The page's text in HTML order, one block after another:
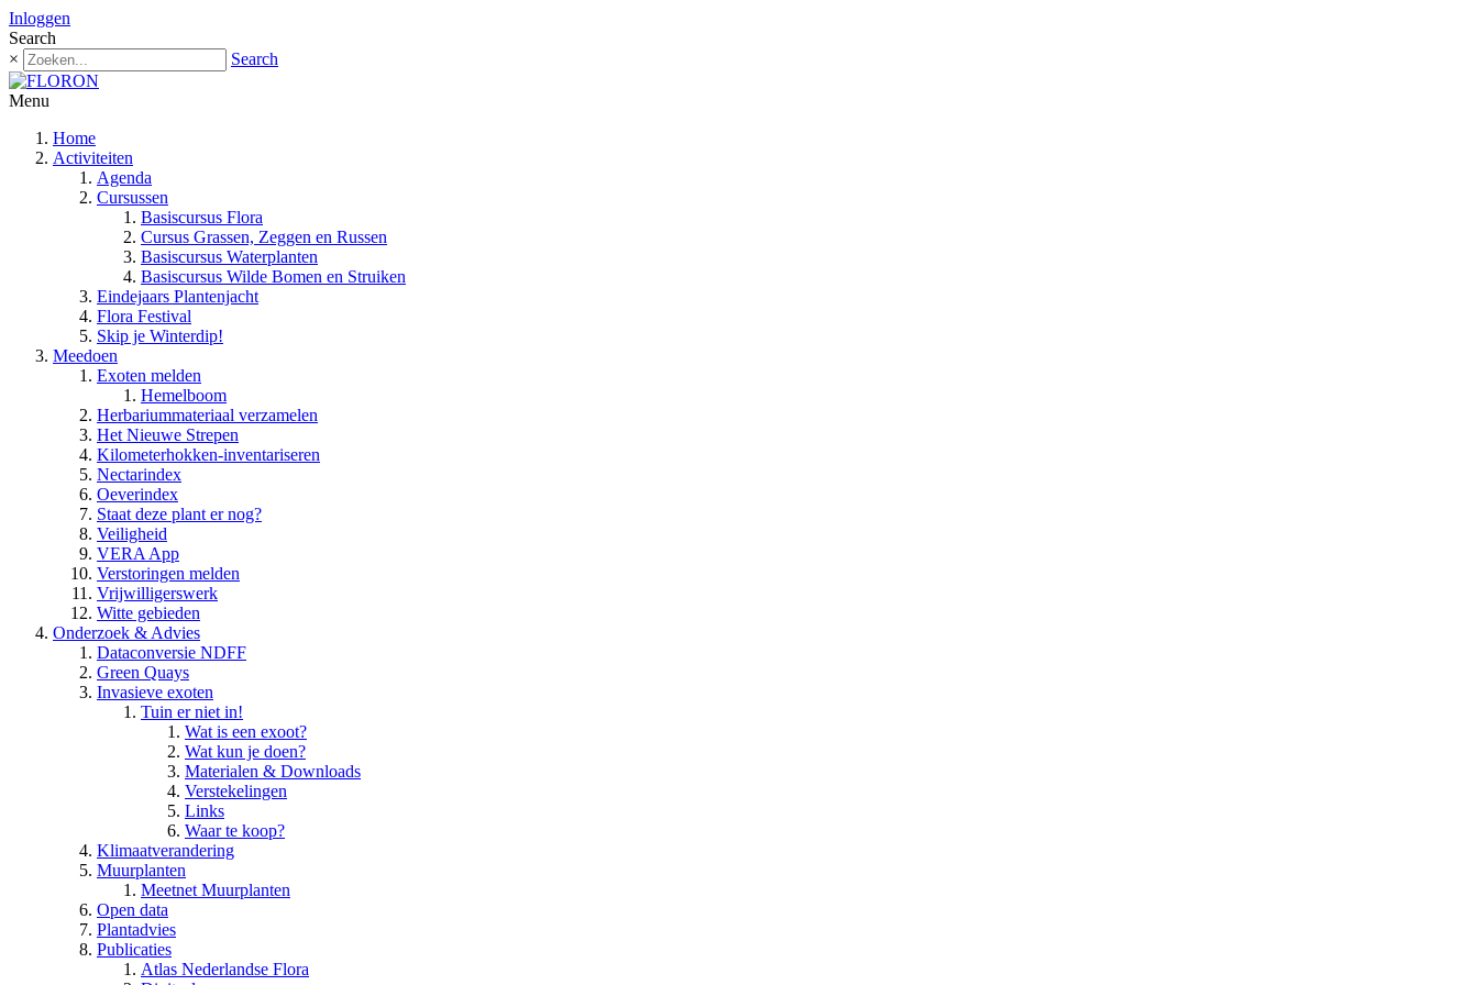
Inloggen
Search
×
Search
Menu
Home
Activiteiten
Agenda
Cursussen
Basiscursus Flora
Cursus Grassen, Zeggen en Russen
Basiscursus Waterplanten
Basiscursus Wilde Bomen en Struiken
Eindejaars Plantenjacht
Flora Festival
Skip je Winterdip!
Meedoen
Exoten melden
Hemelboom
Herbariummateriaal verzamelen
Het Nieuwe Strepen
Kilometerhokken-inventariseren
Nectarindex
Oeverindex
Staat deze plant er nog?
Veiligheid
VERA App
Verstoringen melden
Vrijwilligerswerk
Witte gebieden
Onderzoek & Advies
Dataconversie NDFF
Green Quays
Invasieve exoten
Tuin er niet in!
Wat is een exoot?
Wat kun je doen?
Materialen & Downloads
Verstekelingen
Links
Waar te koop?
Klimaatverandering
Muurplanten
Meetnet Muurplanten
Open data
Plantadvies
Publicaties
Atlas Nederlandse Flora